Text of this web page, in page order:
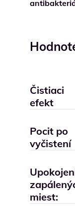
Čistiaci
efekt
Pocit po
vyčistení
miest: